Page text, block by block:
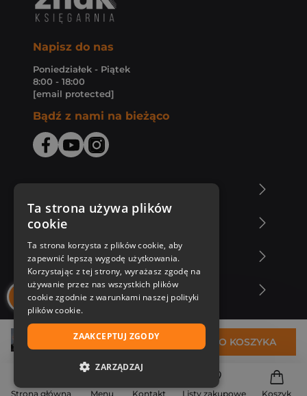
Strona główna Menu Kontakt Listy zakupowe Koszyk
47,51 zł DO KOSZYKA
Napisz do nas
Poniedziałek - Piątek
8:00 - 18:00
[email protected]
Bądź z nami na bieżąco
Zakupy u nas
Nasza oferta
Nasi autorzy
Ta strona używa plików
cookie
Ta strona korzysta z plików cookie, aby
zapewnić lepszą wygodę użytkowania.
Korzystając z tej strony, wyrażasz zgodę na
używanie przez nas wszystkich plików
cookie zgodnie z warunkami naszej polityki
plików cookie.
ZAAKCEPTUJ ZGODY
ZARZĄDZAJ
NIEZBĘDNE